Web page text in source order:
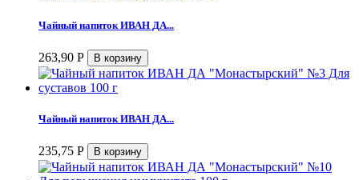
Чайный напиток ИВАН ДА...
263,90 Р
Чайный напиток ИВАН ДА...
235,75 Р